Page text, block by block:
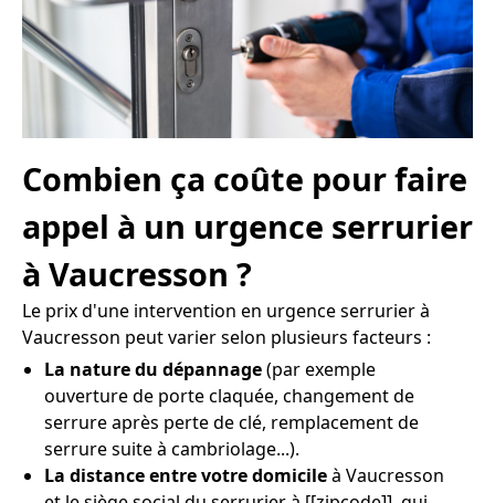
Combien ça coûte pour faire
appel à un urgence serrurier
à Vaucresson ?
Le prix d'une intervention en urgence serrurier à
Vaucresson peut varier selon plusieurs facteurs :
La nature du dépannage(par exemple
ouverture de porte claquée, changement de
serrure après perte de clé, remplacement de
serrure suite à cambriolage...).
La distance entre votre domicileà Vaucresson